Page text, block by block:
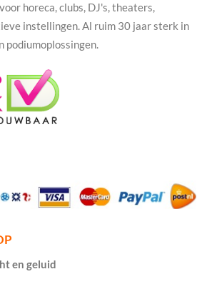
horeca, clubs, DJ's, theaters,
instellingen. Al ruim 30 jaar sterk in
podiumoplossingen.
en geluid